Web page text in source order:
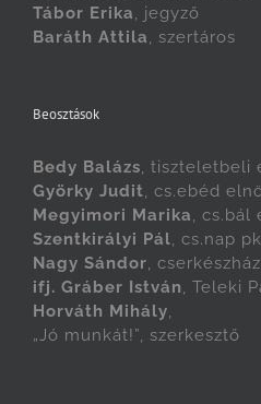
Tábor Erika, jegyző
Baráth Attila, szertáros
Beosztások
Bedy Balázs, tiszteletbeli
Györky Judit, cs.ebéd
Megyimori Marika, cs.bál
Szentkirályi Pál, cs.nap
Nagy Sándor,
ifj. Gráber István, Teleki
Horváth Mihály,
„Jó munkát!”, szerkesztő